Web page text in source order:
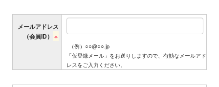
メールアドレス
（会員ID） ※
メ
ー
ド
レ
（例）○○@○○.jp
「仮登録メール」をお送りしますので、有効なメールアド
レスをご入力ください。